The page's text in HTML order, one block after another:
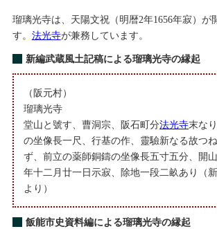
瑠璃光寺は、天陽文祝（明暦2年1656年寂）が
す。 法光寺が兼務しています。
新編武蔵風土記稿による瑠璃光寺の縁起
（阪元村）
瑠璃光寺
堂山と號す、曹洞宗、阪石町分法光寺末な
の坐像長一尺、行基の作、靈驗新なる故つ
ず、前立の薬師銅鑄の坐像長五寸五分、開
年十二月廿一日示寂、除地一段二畝あり（
より）
飯能市史資料編による瑠璃光寺の縁起